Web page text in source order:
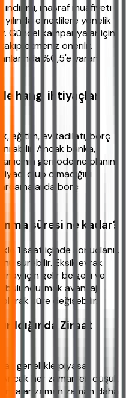
indirimi, masraf muafiyeti
emeklilere yönelik
Güncel kampanyalar için
etmeniz önerilir.
%0,5'e varan
hangi ihtiyaçlar
eğitim, ev tadilatı, borç
Ancak banka,
geri ödeme planını
olup olmadığını
borç
süresi ne kadar?
1 saat içinde sonuçlanır.
sürebilir. Eksik evrak
onay için gelir belgesi ve
bulundurmak avantaj
olarak süre değişebilir.
Ziraat
genellikle piyasa
Ancak her zaman en düşük
zaman zaman daha